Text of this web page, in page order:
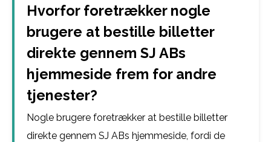
Hvorfor foretrækker nogle
brugere at bestille billetter
direkte gennem SJ ABs
hjemmeside frem for andre
tjenester?
Nogle brugere foretrækker at bestille billetter
direkte gennem SJ ABs hjemmeside, fordi de